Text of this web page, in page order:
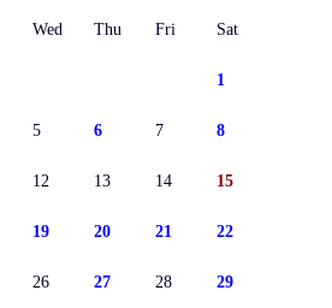
Wed Thu Fri Sat
1
5 6 7 8
12 13 14 15
19 20 21 22
26 27 28 29